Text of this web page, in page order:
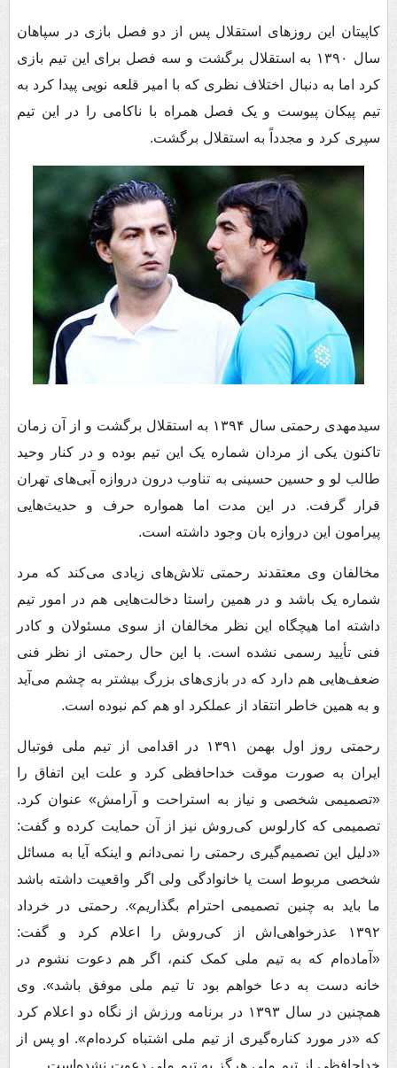
کاپیتان این روزهای استقلال پس از دو فصل بازی در سپاهان
سال ۱۳۹۰ به استقلال برگشت و سه فصل برای این تیم بازی
کرد اما به دنبال اختلاف نظری که با امیر قلعه نویی پیدا کرد به
تیم پیکان پیوست و یک فصل همراه با ناکامی را در این تیم
سپری کرد و مجدداً به استقلال برگشت.
سیدمهدی رحمتی سال ۱۳۹۴ به استقلال برگشت و از آن زمان
تاکنون یکی از مردان شماره یک این تیم بوده و در کنار وحید
طالب لو و حسین حسینی به تناوب درون دروازه آبی‌های تهران
قرار گرفت. در این مدت اما همواره حرف و حدیث‌هایی
پیرامون این دروازه بان وجود داشته است.
مخالفان وی معتقدند رحمتی تلاش‌های زیادی می‌کند که مرد
شماره یک باشد و در همین راستا دخالت‌هایی هم در امور تیم
داشته اما هیچگاه این نظر مخالفان از سوی مسئولان و کادر
فنی تأیید رسمی نشده است. با این حال رحمتی از نظر فنی
ضعف‌هایی هم دارد که در بازی‌های بزرگ بیشتر به چشم می‌آید
و به همین خاطر انتقاد از عملکرد او هم کم نبوده است.
رحمتی روز اول بهمن ۱۳۹۱ در اقدامی از تیم ملی فوتبال
ایران به صورت موقت خداحافظی کرد و علت این اتفاق را
«تصمیمی شخصی و نیاز به استراحت و آرامش» عنوان کرد.
تصمیمی که کارلوس کی‌روش نیز از آن حمایت کرده و گفت:
«دلیل این تصمیم‌گیری رحمتی را نمی‌دانم و اینکه آیا به مسائل
شخصی مربوط است یا خانوادگی ولی اگر واقعیت داشته باشد
ما باید به چنین تصمیمی احترام بگذاریم». رحمتی در خرداد
۱۳۹۲ عذرخواهی‌اش از کی‌روش را اعلام کرد و گفت:
«آماده‌ام که به تیم ملی کمک کنم، اگر هم دعوت نشوم در
خانه دست به دعا خواهم بود تا تیم ملی موفق باشد». وی
همچنین در سال ۱۳۹۳ در برنامه ورزش از نگاه دو اعلام کرد
که «در مورد کناره‌گیری از تیم ملی اشتباه کرده‌ام». او پس از